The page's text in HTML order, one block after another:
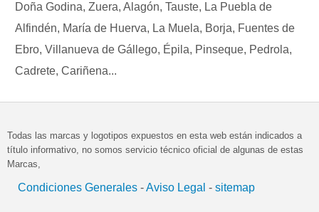
Doña Godina, Zuera, Alagón, Tauste, La Puebla de
Alfindén, María de Huerva, La Muela, Borja, Fuentes de
Ebro, Villanueva de Gállego, Épila, Pinseque, Pedrola,
Cadrete, Cariñena...
Todas las marcas y logotipos expuestos en esta web están indicados a
título informativo, no somos servicio técnico oficial de algunas de estas
Marcas,
Condiciones Generales -Aviso Legal - sitemap